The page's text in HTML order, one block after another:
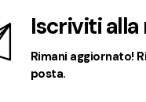
Iscriviti
Rimani aggiornato!
posta.